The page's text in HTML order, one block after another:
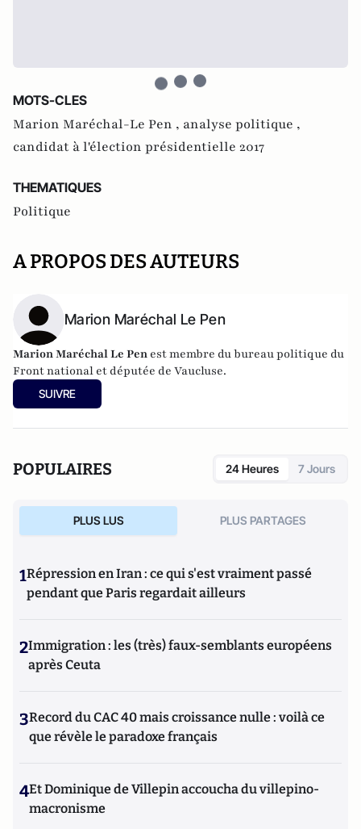
MOTS-CLES
Marion Maréchal-Le Pen , analyse politique ,
candidat à l'élection présidentielle 2017
THEMATIQUES
Politique
A PROPOS DES AUTEURS
Marion Maréchal Le Pen
Marion Maréchal Le Pen est membre du bureau politique du
Front national et députée de Vaucluse.
SUIVRE
POPULAIRES 24 Heures 7 Jours
PLUS LUS PLUS PARTAGES
1Répression en Iran : ce qui s'est vraiment passé
pendant que Paris regardait ailleurs
2Immigration : les (très) faux-semblants européens
après Ceuta
3Record du CAC 40 mais croissance nulle : voilà ce
que révèle le paradoxe français
4Et Dominique de Villepin accoucha du villepino-
macronisme